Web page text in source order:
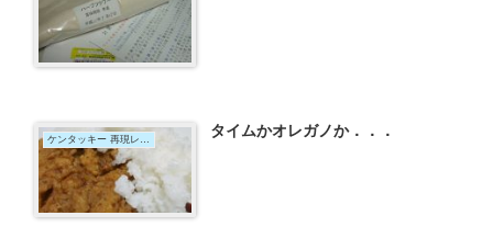
ケンタッキー 再現レシピ 2009年版 タイムかオレガノか．．．